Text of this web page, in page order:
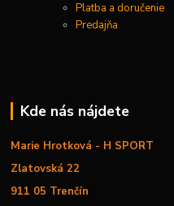
Platba a doručenie
Predajňa
Kde nás nájdete
Marie Hrotková - H SPORT
Zlatovská 22
911 05 Trenčín